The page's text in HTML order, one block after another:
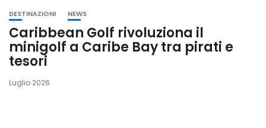
DESTINAZIONI NEWS
Caribbean Golf rivoluziona il
minigolf a Caribe Bay tra pirati e
tesori
Luglio 2026